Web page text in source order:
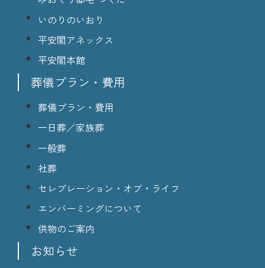
いのりのいおり
平安閣アネックス
平安閣本館
葬儀プラン・費用
葬儀プラン・費用
一日葬／家族葬
一般葬
社葬
セレブレーション・オブ・ライフ
エンバーミングについて
供物のご案内
お知らせ